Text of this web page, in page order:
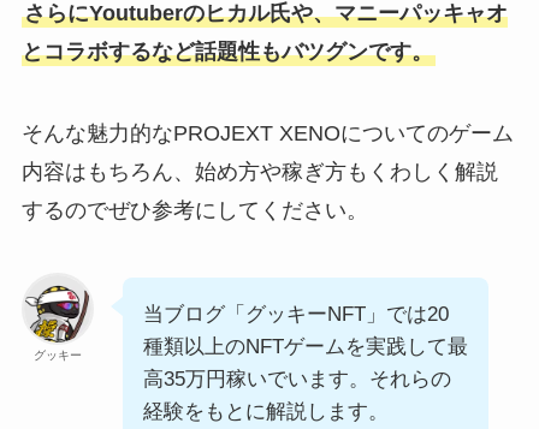
さらにYoutuberのヒカル氏や、マニーパッキャオ
とコラボするなど話題性もバツグンです。
そんな魅力的なPROJEXT XENOについてのゲーム
内容はもちろん、始め方や稼ぎ方もくわしく解説
するのでぜひ参考にしてください。
グッキー
当ブログ「グッキーNFT」では20
種類以上のNFTゲームを実践して最
高35万円稼いでいます。それらの
経験をもとに解説します。